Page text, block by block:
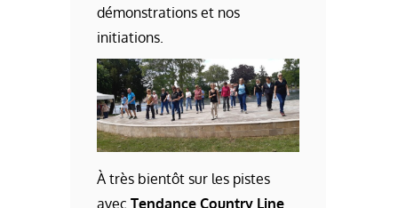
démonstrations et nos
initiations.
À très bientôt sur les pistes
avec Tendance Country Line